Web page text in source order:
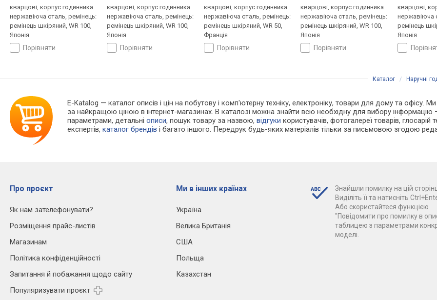
кварцові, корпус годинника
нержавіюча сталь, ремінець:
ремінець шкіряний, WR 100,
Японія
порівняти
кварцові, корпус годинника
нержавіюча сталь, ремінець:
ремінець шкіряний, WR 100,
Японія
порівняти
кварцові, корпус годинника
нержавіюча сталь, ремінець:
ремінець шкіряний, WR 50,
Франція
порівняти
кварцові, корпус годинника
нержавіюча сталь, ремінець:
ремінець шкіряний, WR 100,
Японія
порівняти
кварцові,
нержавіюча
ремінець
Японія
Каталог / Наручні
E-Katalog — каталог описів і цін на побутову і комп'ютерну техніку, електроніку, товари для дому та офісу.
за найкращою ціною в інтернет-магазинах. В каталозі можна знайти всю необхідну для вибору
параметрами, детальніописи, пошук товару за назвою,відгуки користувачів, фотогалереї товарів, глосарій
експертів,каталог брендів і багато іншого. Передрук будь-яких матеріалів тільки за письмовою згодою
Про проєкт
Як нам зателефонувати?
Розміщення прайс-листів
Магазинам
Політика конфіденційності
Запитання й побажання щодо сайту
Популяризувати проєкт
Ми в інших країнах
Україна
Велика Британія
США
Польща
Казахстан
Знайшли помилку на цій
Виділіть її та натисніть
Або скористайтеся функцією
"Повідомити про помилку в
таблицею з параметрами
моделі.